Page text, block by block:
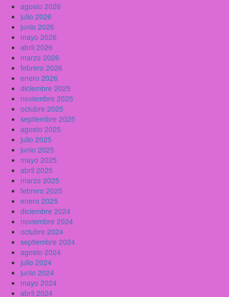
agosto 2026
julio 2026
junio 2026
mayo 2026
abril 2026
marzo 2026
febrero 2026
enero 2026
diciembre 2025
noviembre 2025
octubre 2025
septiembre 2025
agosto 2025
julio 2025
junio 2025
mayo 2025
abril 2025
marzo 2025
febrero 2025
enero 2025
diciembre 2024
noviembre 2024
octubre 2024
septiembre 2024
agosto 2024
julio 2024
junio 2024
mayo 2024
abril 2024